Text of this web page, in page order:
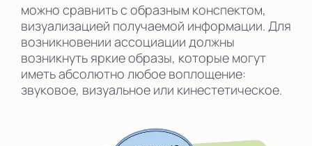
можно сравнить с образным конспектом,
визуализацией получаемой информации. Для
возникновении ассоциации должны
возникнуть яркие образы, которые могут
иметь абсолютно любое воплощение:
звуковое, визуальное или кинестетическое.